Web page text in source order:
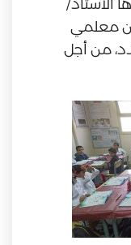
الأستاذ/
معلمي
من أجل